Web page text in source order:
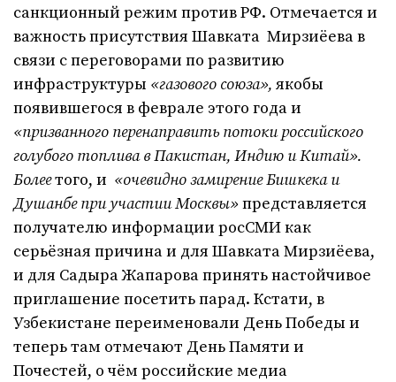
санкционный режим против РФ. Отмечается и
важность присутствия Шавката Мирзиёева в
связи с переговорами по развитию
инфраструктуры «газового союза», якобы
появившегося в феврале этого года и
«призванного перенаправить потоки российского
голубого топлива в Пакистан, Индию и Китай».
Болеетого, и «очевидно замирение Бишкека и
Душанбе при участии Москвы»представляется
получателю информации росСМИ как
серьёзная причина и для Шавката Мирзиёева,
и для Садыра Жапарова принять настойчивое
приглашение посетить парад. Кстати, в
Узбекистане переименовали День Победы и
теперь там отмечают День Памяти и
Почестей, о чём российские медиа